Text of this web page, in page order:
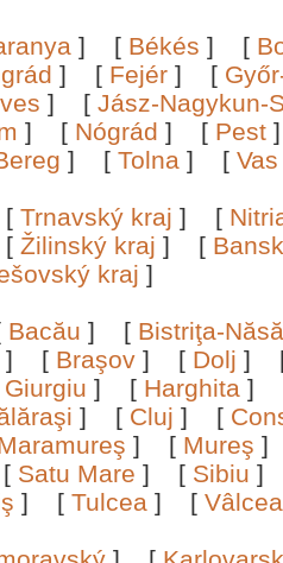
] [ Békés ] [
] [ Fejér ] [
] [ Jász-Nagykun-
] [ Nógrád ] [ Pest
] [ Tolna ] [ Vas
[ Trnavský kraj ] [
[ Žilinský kraj ] [
kraj ]
Bacău ] [ Bistriţa-
] [ Braşov ] [ Dolj ]
Giurgiu ] [ Harghita ]
] [ Cluj ] [
] [ Mureş
[ Satu Mare ] [ Sibiu
] [ Tulcea ] [